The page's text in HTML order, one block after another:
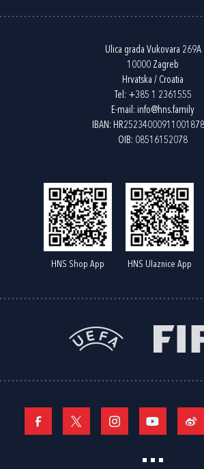
Ulica grada Vukovara 269A
10000 Zagreb
Hrvatska / Croatia
Tel: +385 1 2361555
E-mail: info@hns.family
IBAN:
OIB: 08516152078
HNS Shop App HNS Ulaznice App